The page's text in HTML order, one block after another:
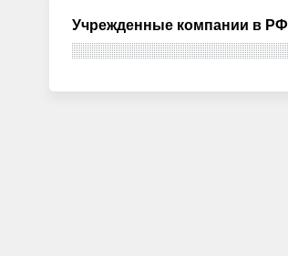
Учрежденные компании в РФ